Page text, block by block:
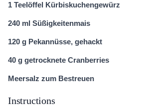
1 Teelöffel Kürbiskuchengewürz
240 ml Süßigkeitenmais
120 g Pekannüsse, gehackt
40 g getrocknete Cranberries
Meersalz zum Bestreuen
Instructions